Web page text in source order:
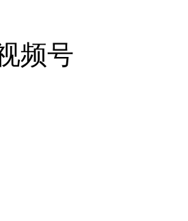
频号